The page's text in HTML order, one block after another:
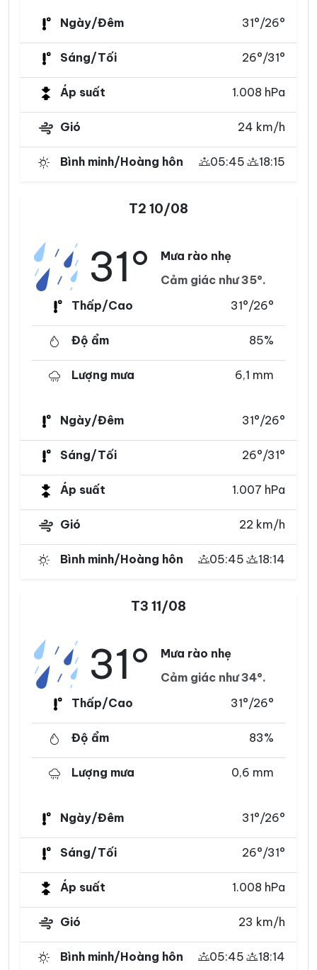
Ngày/Đêm 31°/26°
Sáng/Tối 26°/31°
Áp suất 1.008 hPa
Gió 24 km/h
Bình minh/Hoàng hôn 05:45 18:15
T2 10/08
31°
Mưa rào nhẹ
Cảm giác như 35°.
Thấp/Cao
31°/26°
Độ ẩm 85%
Lượng mưa 6,1 mm
Ngày/Đêm 31°/26°
Sáng/Tối 26°/31°
Áp suất 1.007 hPa
Gió 22 km/h
Bình minh/Hoàng hôn 05:45 18:14
T3 11/08
31°
Mưa rào nhẹ
Cảm giác như 34°.
Thấp/Cao
31°/26°
Độ ẩm 83%
Lượng mưa 0,6 mm
Ngày/Đêm 31°/26°
Sáng/Tối 26°/31°
Áp suất 1.008 hPa
Gió 23 km/h
Bình minh/Hoàng hôn 05:45 18:14